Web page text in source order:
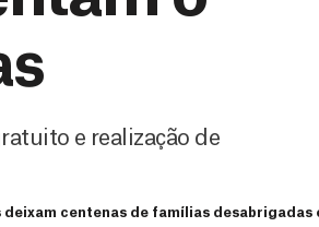
e realização de
deixam centenas de famílias desabrigadas